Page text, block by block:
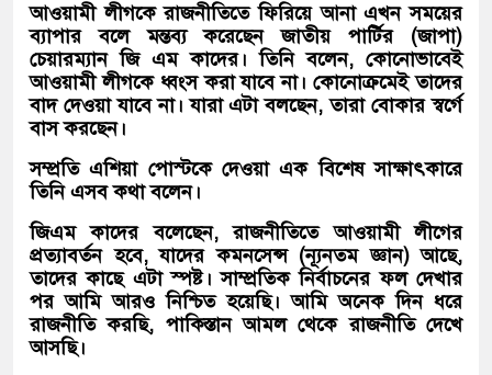
আওয়ামী লীগকে রাজনীতিতে ফিরিয়ে আনা এখন সময়ের
ব্যাপার বলে মন্তব্য করেছেন জাতীয় পার্টির (জাপা)
চেয়ারম্যান জি এম কাদের। তিনি বলেন, কোনোভাবেই
আওয়ামী লীগকে ধ্বংস করা যাবে না। কোনোক্রমেই তাদের
বাদ দেওয়া যাবে না। যারা এটা বলছেন, তারা বোকার স্বর্গে
বাস করছেন।
সম্প্রতি এশিয়া পোস্টকে দেওয়া এক বিশেষ সাক্ষাৎকারে
তিনি এসব কথা বলেন।
জিএম কাদের বলেছেন, রাজনীতিতে আওয়ামী লীগের
প্রত্যাবর্তন হবে, যাদের কমনসেন্স (ন্যূনতম জ্ঞান) আছে,
তাদের কাছে এটা স্পষ্ট। সাম্প্রতিক নির্বাচনের ফল দেখার
পর আমি আরও নিশ্চিত হয়েছি। আমি অনেক দিন ধরে
রাজনীতি করছি, পাকিস্তান আমল থেকে রাজনীতি দেখে
আসছি।